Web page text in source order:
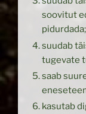
soovitut
pidurdada;
suudab
tugevate
saab
kasutab